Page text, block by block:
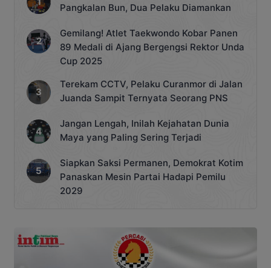
Pangkalan Bun, Dua Pelaku Diamankan
Gemilang! Atlet Taekwondo Kobar Panen
89 Medali di Ajang Bergengsi Rektor Unda
Cup 2025
Terekam CCTV, Pelaku Curanmor di Jalan
Juanda Sampit Ternyata Seorang PNS
Jangan Lengah, Inilah Kejahatan Dunia
Maya yang Paling Sering Terjadi
Siapkan Saksi Permanen, Demokrat Kotim
Panaskan Mesin Partai Hadapi Pemilu
2029